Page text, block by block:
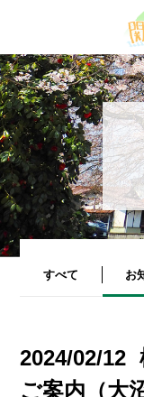
すべて お
2024/02/12
ご案内（大